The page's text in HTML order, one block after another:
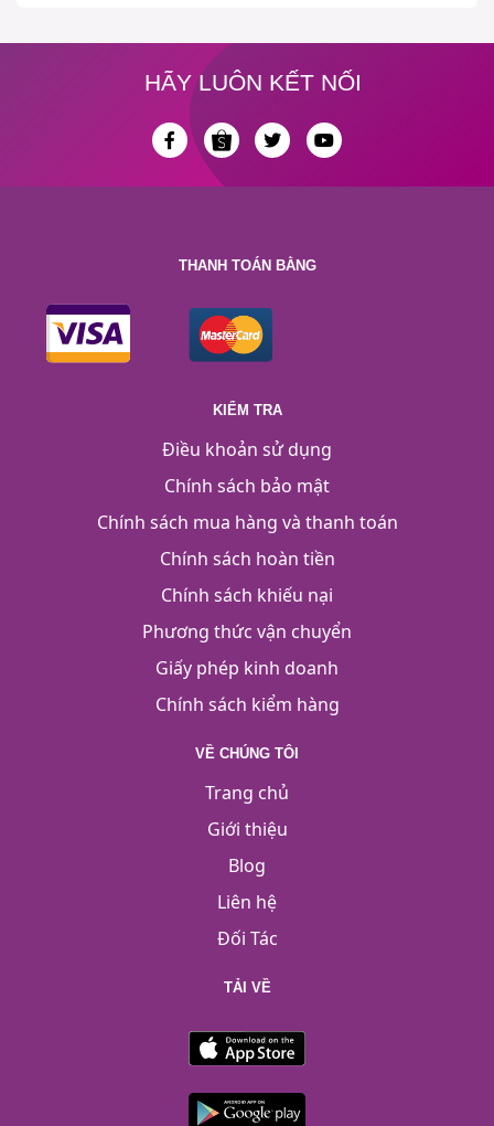
HÃY LUÔN KẾT NỐI
THANH TOÁN BẰNG
KIỂM TRA
Điều khoản sử dụng
Chính sách bảo mật
Chính sách mua hàng và thanh toán
Chính sách hoàn tiền
Chính sách khiếu nại
Phương thức vận chuyển
Giấy phép kinh doanh
Chính sách kiểm hàng
VỀ CHÚNG TÔI
Trang chủ
Giới thiệu
Blog
Liên hệ
Đối Tác
TẢI VỀ